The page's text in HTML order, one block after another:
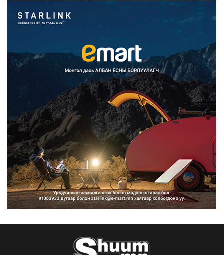
Францад иргэд рүү зөвшөөрөлгүй
сурталчилгааны дууд...
2026/08/07
Нийтийн тээврийн Ч:19А чиглэлийн
замналд түр хугац...
2026/08/07